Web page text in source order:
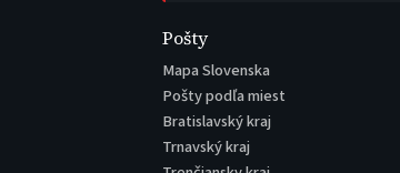
Pošty
Mapa Slovenska
Pošty podľa miest
Bratislavský kraj
Trnavský kraj